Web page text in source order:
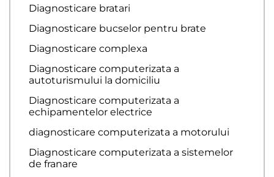
Diagnosticare bratari
Diagnosticare bucselor pentru brate
Diagnosticare complexa
Diagnosticare computerizata a
autoturismului la domiciliu
Diagnosticare computerizata a
echipamentelor electrice
diagnosticare computerizata a motorului
Diagnosticare computerizata a sistemelor
de franare